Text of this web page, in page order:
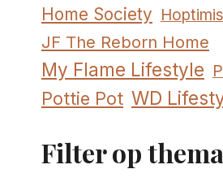
Home Society
JF The Reborn Home
My Flame Lifestyle
Pottie Pot WD
Filter op thema